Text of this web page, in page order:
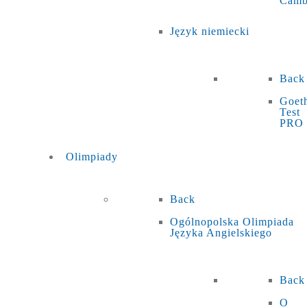
Język niemiecki
Back
Test
PRO
Olimpiady
Back
Ogólnopolska Olimpiada
Języka Angielskiego
Back
O